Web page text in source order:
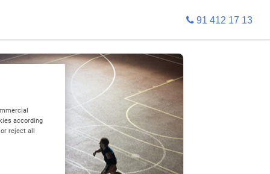
91 412 17 13
according
reject all